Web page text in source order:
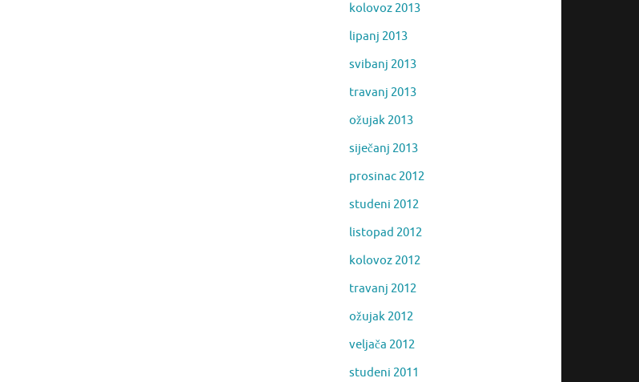
kolovoz 2013
lipanj 2013
svibanj 2013
travanj 2013
ožujak 2013
siječanj 2013
prosinac 2012
studeni 2012
listopad 2012
kolovoz 2012
travanj 2012
ožujak 2012
veljača 2012
studeni 2011